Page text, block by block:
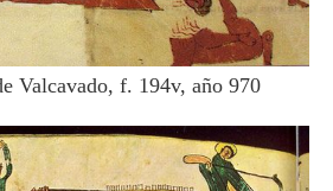
Valcavado, f. 194v, año 970